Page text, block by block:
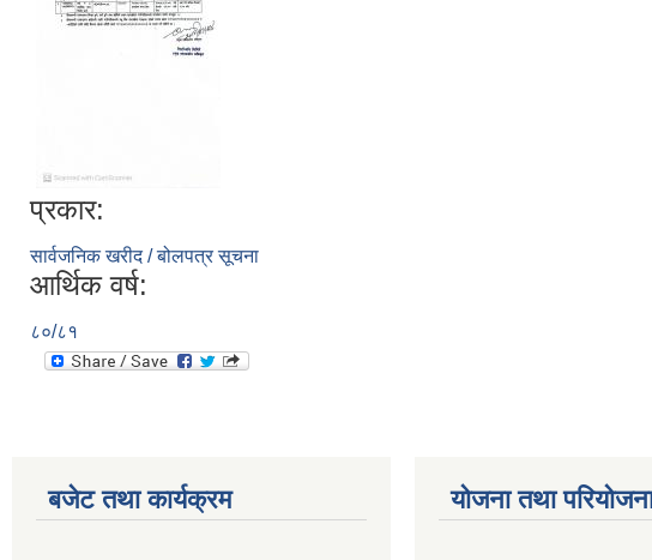
प्रकार:
सार्वजनिक खरीद / बोलपत्र सूचना
आर्थिक वर्ष:
८०/८१
बजेट तथा कार्यक्रम योजना तथा